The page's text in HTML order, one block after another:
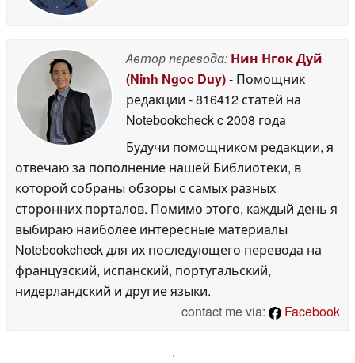
Автор перевода: Нин Нгок Дуй
(Ninh Ngoc Duy)- Помощник
редакции - 816412 статей на
Notebookcheckc 2008 года
Будучи помощником редакции, я
отвечаю за пополнение нашей Библиотеки, в
которой собраны обзоры с самых разных
сторонних порталов. Помимо этого, каждый день я
выбираю наиболее интересные материалы
Notebookcheck для их последующего перевода на
французский, испанский, португальский,
нидерландский и другие языки.
contact me via:
Facebook
'